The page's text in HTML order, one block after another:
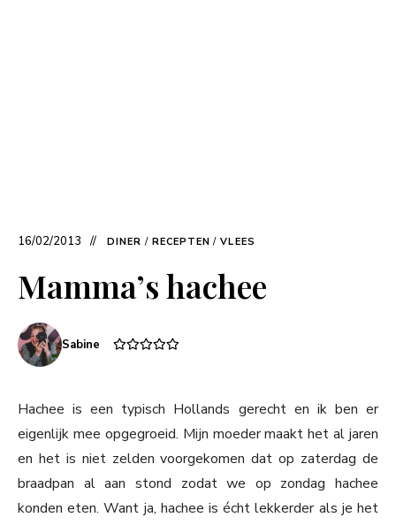
16/02/2013 DINER / RECEPTEN / VLEES
Mamma’s hachee
Sabine
Hachee is een typisch Hollands gerecht en ik ben er
eigenlijk mee opgegroeid. Mijn moeder maakt het al jaren
en het is niet zelden voorgekomen dat op zaterdag de
braadpan al aan stond zodat we op zondag hachee
konden eten. Want ja, hachee is écht lekkerder als je het